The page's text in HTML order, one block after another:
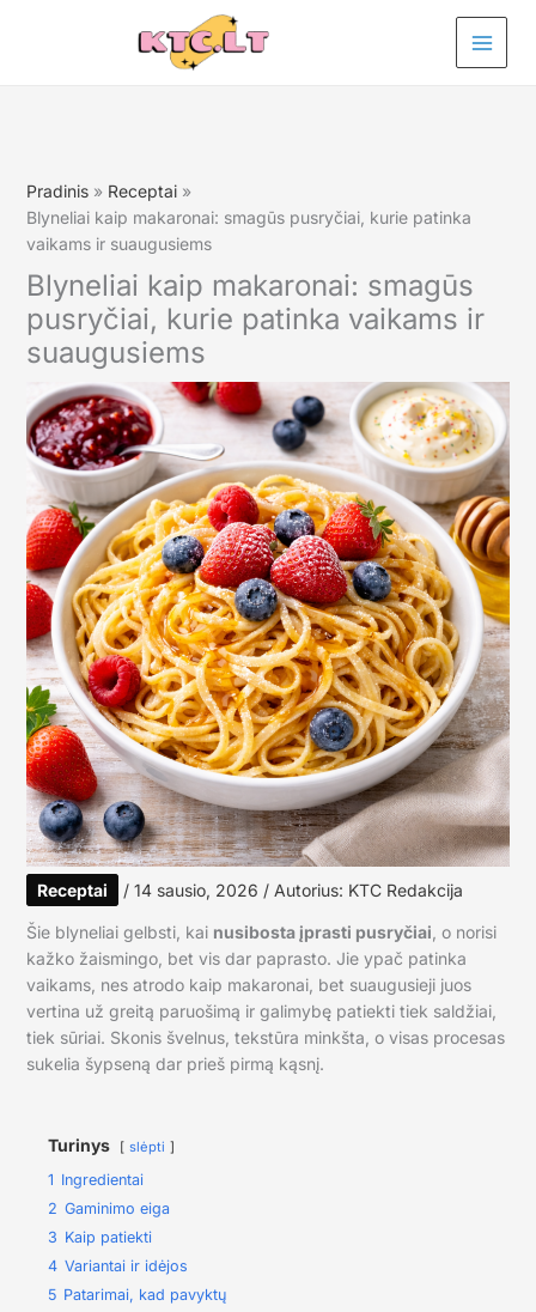
Pradinis
Receptai
Blyneliai kaip makaronai: smagūs pusryčiai, kurie patinka
vaikams ir suaugusiems
Blyneliai kaip makaronai: smagūs
pusryčiai, kurie patinka vaikams ir
suaugusiems
Receptai / 14 sausio, 2026 / Autorius: KTC Redakcija
Šie blyneliai gelbsti, kai nusibosta įprasti pusryčiai , o norisi
kažko žaismingo, bet vis dar paprasto. Jie ypač patinka
vaikams, nes atrodo kaip makaronai, bet suaugusieji juos
vertina už greitą paruošimą ir galimybę patiekti tiek saldžiai,
tiek sūriai. Skonis švelnus, tekstūra minkšta, o visas procesas
sukelia šypseną dar prieš pirmą kąsnį.
Turinys slėpti
1 Ingredientai
2 Gaminimo eiga
3 Kaip patiekti
4 Variantai ir idėjos
5 Patarimai, kad pavyktų